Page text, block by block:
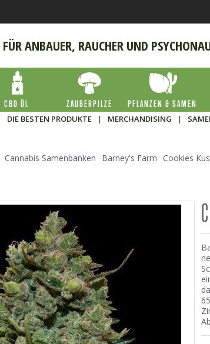
FÜR ANBAUER, RAUCHER UND
CBD ÖL ZAUBERPILZE PFLANZEN & SAMEN
DIE BESTEN PRODUKTE | MERCHANDISING |
Cannabis Samenbanken Barney's Farm Cookies